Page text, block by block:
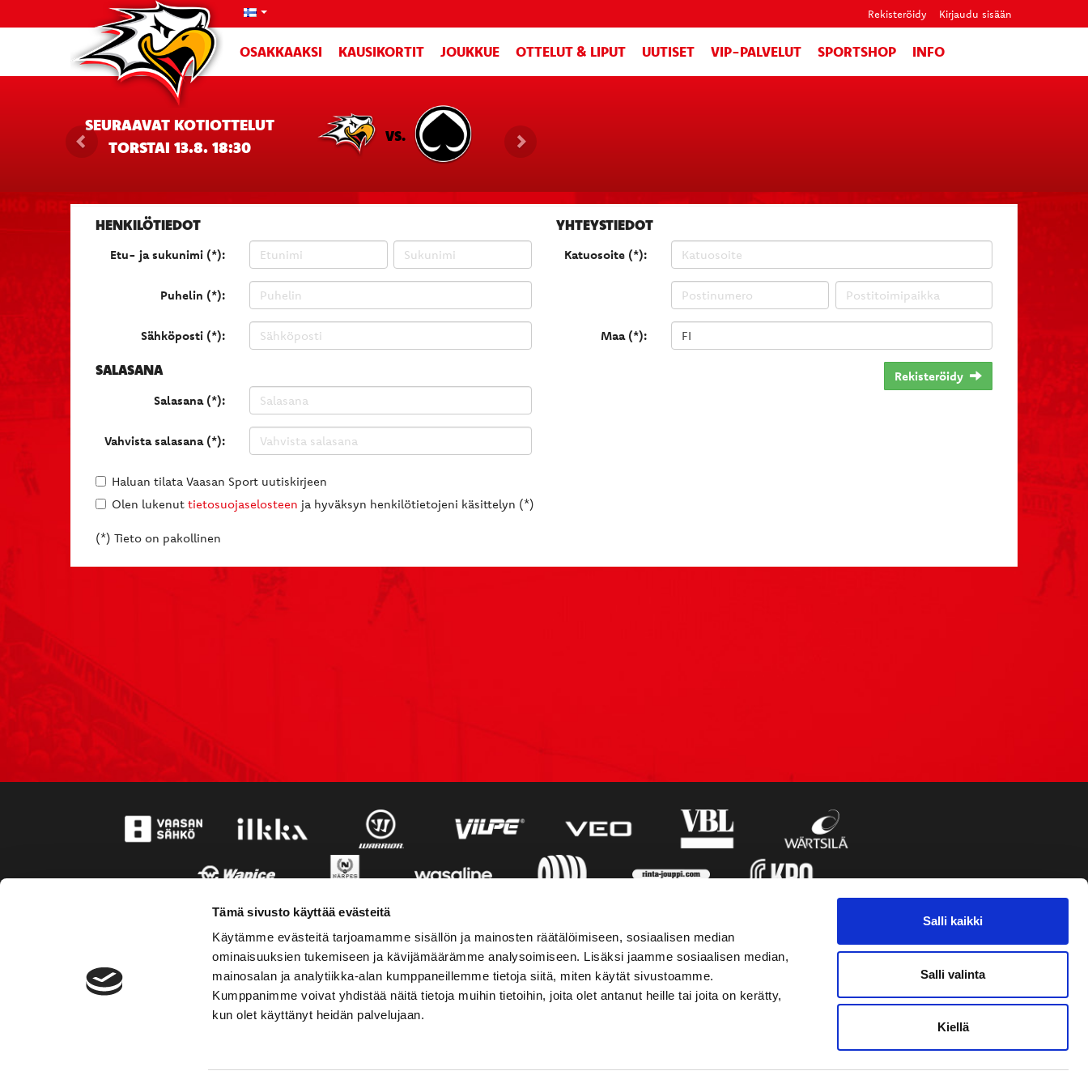
Tämä sivusto käyttää evästeitä
Käytämme evästeitä tarjoamamme sisällön ja mainosten räätälöimiseen, sosiaalisen median
ominaisuuksien tukemiseen ja kävijämäärämme analysoimiseen. Lisäksi jaamme sosiaalisen median,
mainosalan ja analytiikka-alan kumppaneillemme tietoja siitä, miten käytät sivustoamme.
Kumppanimme voivat yhdistää näitä tietoja muihin tietoihin, joita olet antanut heille tai joita on kerätty,
kun olet käyttänyt heidän palvelujaan.
Salli kaikki
Salli valinta
Kiellä
Rekisteröidy Kirjaudu sisään
OSAKKAAKSI KAUSIKORTIT JOUKKUE OTTELUT & LIPUT UUTISET VIP-PALVELUT SPORTSHOP INFO
SEURAAVAT KOTIOTTELUT
TORSTAI 13.8. 18:30
VS.
HENKILÖTIEDOT
Etu- ja sukunimi (*):
Puhelin (*):
Sähköposti (*):
SALASANA
Salasana (*):
Vahvista salasana (*):
YHTEYSTIEDOT
Katuosoite (*):
Maa (*):
Rekisteröidy
Haluan tilata Vaasan Sport uutiskirjeen
Olen lukenut tietosuojaselosteen ja hyväksyn henkilötietojeni käsittelyn (*)
(*) Tieto on pakollinen
YHTEYSTIEDOT SOSIAALINEN MEDIA VAASAN SPORT UUTISKIRJE